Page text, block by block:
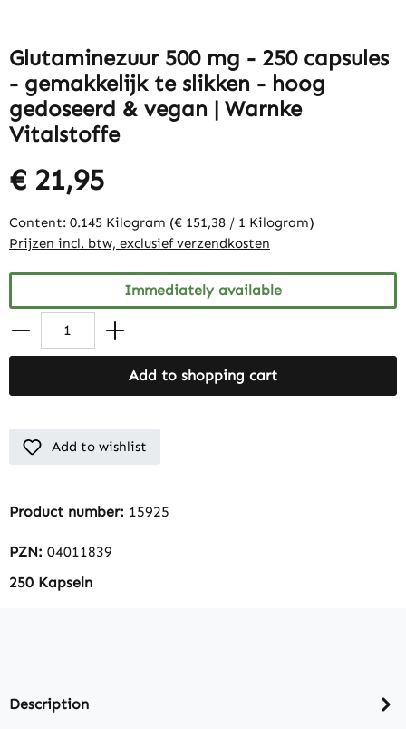
Glutaminezuur 500 mg - 250 capsules
- gemakkelijk te slikken - hoog
gedoseerd & vegan | Warnke
Vitalstoffe
€ 21,95
Content: 0.145 Kilogram (€ 151,38 / 1 Kilogram)
Prijzen incl. btw, exclusief verzendkosten
Immediately available
Add to shopping cart
Add to wishlist
Product number: 15925
PZN: 04011839
250 Kapseln
Description